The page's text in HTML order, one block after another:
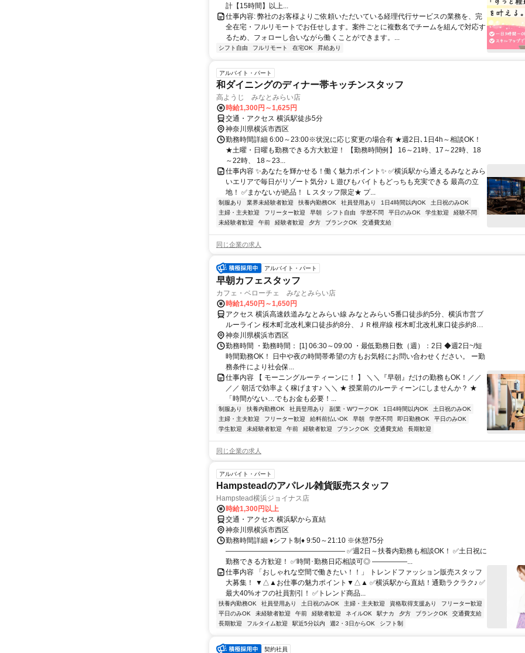
計【15時間】以上...
仕事内容: 弊社のお客様よりご依頼いただいている経理代行サービスの業務を、完
全在宅・フルリモートでお任せします。案件ごとに複数名でチームを組んで対応す
るため、フォローし合いながら働くことができます。...
シフト自由 フルリモート 在宅OK 昇給あり
アルバイト・パート
和ダイニングのディナー帯キッチンスタッフ
高ようじ みなとみらい店
時給1,300円～1,625円
交通・アクセス 横浜駅徒歩5分
神奈川県横浜市西区
勤務時間詳細 6:00～23:00※状況に応じ変更の場合有 ★週2日､1日4h～相談OK！
★土曜・日曜も勤務できる方大歓迎！ 【勤務時間例】 16～21時、17～22時、18
～22時、 18～23...
仕事内容 ✨あなたを輝かせる！働く魅力ポイント✨ ✅横浜駅から通えるみなとみら
いエリアで毎日がリゾート気分♪ Ｌ遊びもバイトもどっちも充実できる 最高の立
地！ ✅まかないが絶品！ Ｌスタッフ限定★ プ...
制服あり 業界未経験者歓迎 扶養内勤務OK 社員登用あり 1日4時間以内OK
土日祝のみOK
主婦・主夫歓迎
フリーター歓迎 早朝 シフト自由 学歴不問 平日のみOK 学生歓迎
経験不問
未経験者歓迎
午前 経験者歓迎 夕方 ブランクOK 交通費支給
同じ企業の求人
アルバイト・パート
早朝カフェスタッフ
カフェ・ベローチェ みなとみらい店
時給1,450円～1,650円
アクセス 横浜高速鉄道みなとみらい線 みなとみらい5番口徒歩約5分、横浜市営ブ
ルーライン 桜木町北改札東口徒歩約8分、ＪＲ根岸線 桜木町北改札東口徒歩約8分
みなとみらい駅 徒歩2分、桜木町駅 徒歩5分
神奈川県横浜市西区
勤務時間 ・勤務時間： [1] 06:30～09:00 ・最低勤務日数（週）：2日 ◆週2日~/短
時間勤務OK！ 日中や夜の時間帯希望の方もお気軽にお問い合わせください。 ー勤
務条件により社会保...
仕事内容 【 モーニングルーティーンに！ 】 ＼＼『早朝』だけの勤務もOK！／／
／／ 朝活で効率よく稼げます♪ ＼＼ ★ 授業前のルーティーンにしませんか？ ★
「時間がない…でもお金も必要！...
制服あり 扶養内勤務OK 社員登用あり 副業・WワークOK 1日4時間以内OK
土日祝のみOK
主婦・主夫歓迎
フリーター歓迎 給料前払いOK 早朝 学歴不問 即日勤務OK
平日のみOK
学生歓迎
未経験者歓迎 午前 経験者歓迎 ブランクOK 交通費支給 長期歓迎
同じ企業の求人
アルバイト・パート
Hampsteadのアパレル雑貨販売スタッフ
Hampstead横浜ジョイナス店
時給1,300円以上
交通・アクセス 横浜駅から直結
神奈川県横浜市西区
勤務時間詳細 ♦シフト制♦ 9:50～21:10 ※休憩75分
――――――――――――――――― ✅週2日～扶養内勤務も相談OK！ ✅土日祝に
勤務できる方歓迎！ ✅時間･勤務日応相談可◎ ―――――...
仕事内容 「おしゃれな空間で働きたい！！」 トレンドファッション販売スタッフ
大募集！ ▼△▲お仕事の魅力ポイント▼△▲ ✅横浜駅から直結！通勤ラクラク♪ ✅
最大40%オフの社員割引！ ✅トレンド商品...
扶養内勤務OK 社員登用あり 土日祝のみOK 主婦・主夫歓迎 資格取得支援あり
フリーター歓迎
平日のみOK
未経験者歓迎 午前 経験者歓迎 ネイルOK 駅ナカ 夕方 ブランクOK
交通費支給
長期歓迎
フルタイム歓迎 駅近5分以内 週2・3日からOK シフト制
契約社員